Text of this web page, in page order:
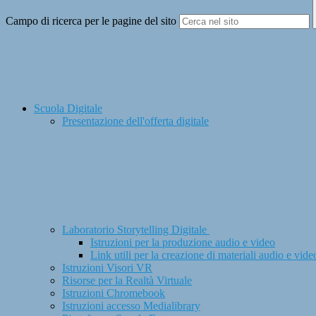
Campo di ricerca per le pagine del sito
Scuola Digitale
Presentazione dell'offerta digitale
Laboratorio Storytelling Digitale
Istruzioni per la produzione audio e video
Link utili per la creazione di materiali audio e
Istruzioni Visori VR
Risorse per la Realtà Virtuale
Istruzioni Chromebook
Istruzioni accesso Medialibrary